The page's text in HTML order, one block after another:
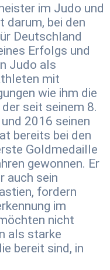
im Judo und
darum, bei den
Deutschland
Erfolgs und
Judo als
mit
wie ihm die
seit seinem 8.
2016 seinen
bereits bei den
Goldmedaille
gewonnen. Er
auch sein
fordern
im
nicht
als starke
bereit sind, in